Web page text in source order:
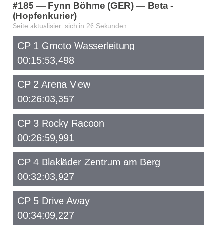
#185 — Fynn Böhme (GER) — Beta -
(Hopfenkurier)
Seite aktualisiert sich in 26 Sekunden
CP 1 Gmoto Wasserleitung
00:15:53,498
CP 2 Arena View
00:26:03,357
CP 3 Rocky Racoon
00:26:59,991
CP 4 Blakläder Zentrum am Berg
00:32:03,927
CP 5 Drive Away
00:34:09,227